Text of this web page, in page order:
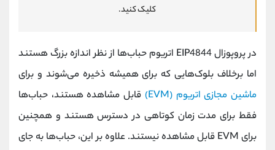
کلیک کنید.
در پروپوزال EIP4844 اتریوم حباب‌ها از نظر اندازه بزرگ هستند
اما برخلاف بلوک‌هایی که برای همیشه ذخیره می‌شوند و برای
ماشین مجازی اتریوم (EVM)
قابل مشاهده هستند، حباب‌ها
فقط برای مدت زمان کوتاهی در دسترس هستند و همچنین
برای EVM قابل مشاهده نیستند. علاوه بر این، حباب‌ها به جای